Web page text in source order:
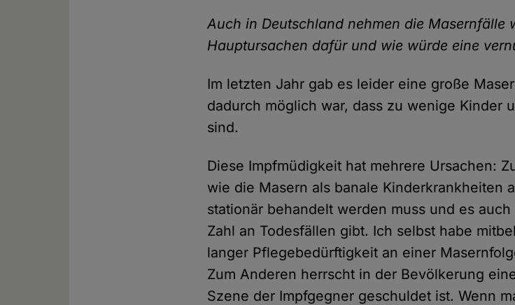
Auch in Deutschland nehmen die Masernfälle
Hauptursachen dafür und wie würde eine
Im letzten Jahr gab es leider eine große
dadurch möglich war, dass zu wenige Kinder
sind.
Diese Impfmüdigkeit hat mehrere Ursachen:
wie die Masern als banale Kinderkrankheiten
stationär behandelt werden muss und es
Zahl an Todesfällen gibt. Ich selbst habe
langer Pflegebedürftigkeit an einer
Zum Anderen herrscht in der Bevölkerung
Szene der Impfgegner geschuldet ist. Wenn